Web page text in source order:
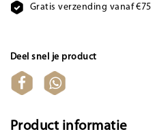
Gratis verzending vanaf €75
Deel snel je product
Product informatie